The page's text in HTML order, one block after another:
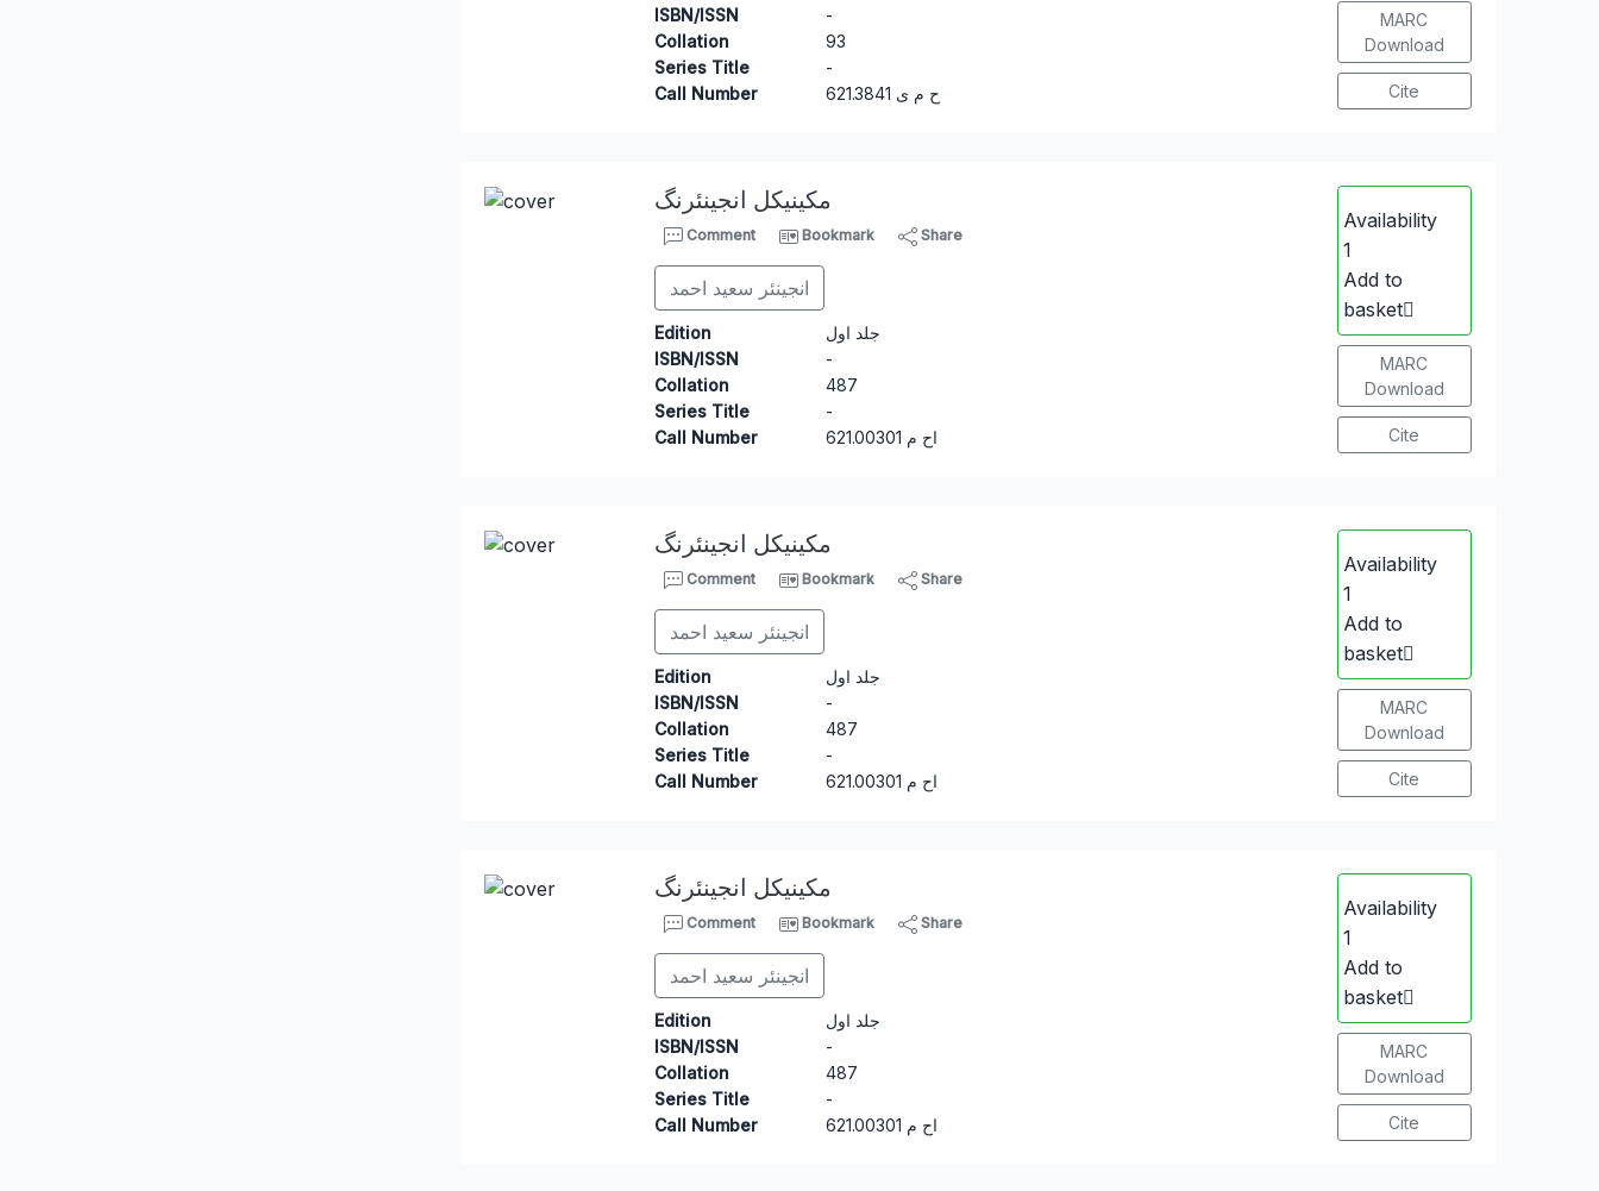
ISBN/ISSN
-
Collation
93
Series Title
-
Call Number
6 21.3841 ح م ی
MARC
Download
Cite
مکینیکل انجینئرنگ
Comment Bookmark Share
انجینئر سعید احمد
Edition
جلد اول
ISBN/ISSN
-
Collation
487
Series Title
-
Call Number
6 21.00301 اح م
Availability
1
Add to
basket
MARC
Download
Cite
مکینیکل انجینئرنگ
Comment Bookmark Share
انجینئر سعید احمد
Edition
جلد اول
ISBN/ISSN
-
Collation
487
Series Title
-
Call Number
6 21.00301 اح م
Availability
1
Add to
basket
MARC
Download
Cite
مکینیکل انجینئرنگ
Comment Bookmark Share
انجینئر سعید احمد
Edition
جلد اول
ISBN/ISSN
-
Collation
487
Series Title
-
Call Number
6 21.00301 اح م
Availability
1
Add to
basket
MARC
Download
Cite